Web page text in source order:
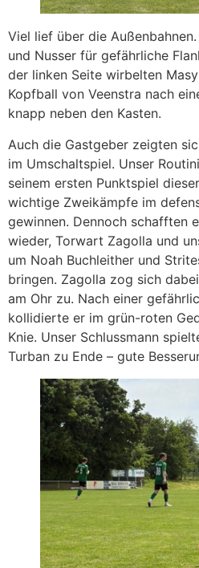
Viel lief über die
und Nusser für gefährliche
der linken Seite wirbelten
Kopfball von Veenstra nach
knapp neben den Kasten.
Auch die Gastgeber zeigten
im Umschaltspiel. Unser
seinem ersten Punktspiel
wichtige Zweikämpfe im
gewinnen. Dennoch schafften
wieder, Torwart Zagolla und
um Noah Buchleither und
bringen. Zagolla zog sich
am Ohr zu. Nach einer
kollidierte er im grün-roten
Knie. Unser Schlussmann
Turban zu Ende – gute